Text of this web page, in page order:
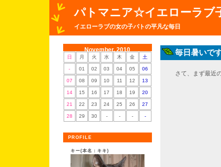
パトマニア☆イエローラブ
イエローラブの女の子パトの平凡な毎日
November, 2010
日 月 火 水 木 金 土
- 01 02 03 04 05 06
07 08 09 10 11 12 13
14 15 16 17 18 19 20
21 22 23 24 25 26 27
28 29 30 - - - -
PROFILE
キー(本名：キキ)
毎日暑いで
さて、まず最近